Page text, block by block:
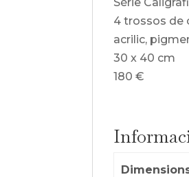
Sèrie
4 trossos de
acrilic,
30 x 40 cm
180 €